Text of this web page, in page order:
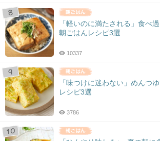
「軽いのに満たされる」食べ
朝ごはんレシピ3選
10337
「味つけに迷わない」めんつ
レシピ3選
3786